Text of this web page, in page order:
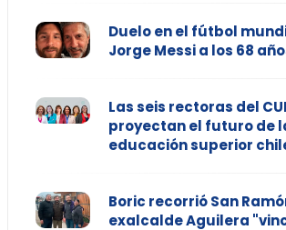
Duelo en el fútbol
Jorge Messi a los 68
Las seis rectoras del
proyectan el futuro de
educación superior
Boric recorrió San
exalcalde Aguilera